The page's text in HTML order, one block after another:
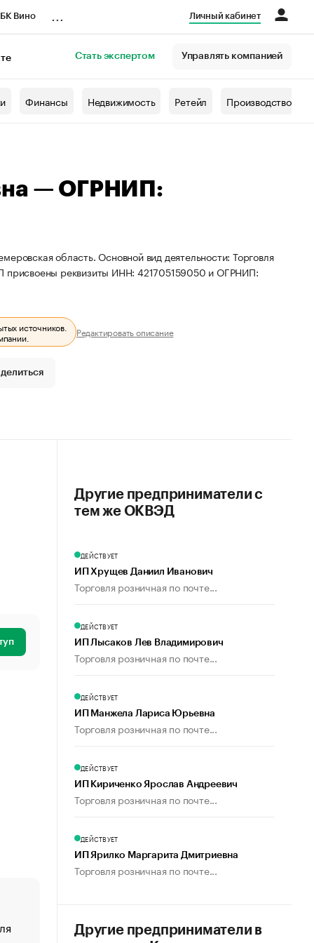
Вино Личный кабинет
Стать экспертом Управлять компанией
Финансы Недвижимость Ретейл Производство
— ОГРНИП:
область. Основной вид деятельности: Торговля
присвоены реквизиты ИНН: 421705159050 и ОГРНИП:
источников.
Редактировать описание
«От спорта тело стареет иначе». Как живет глава
Другие предприниматели с
тем же ОКВЭД
ДЕЙСТВУЕТ
ИП Хрущев Даниил Иванович
Торговля розничная по почте...
ДЕЙСТВУЕТ
ИП Лысаков Лев Владимирович
Торговля розничная по почте...
ДЕЙСТВУЕТ
ИП Манжела Лариса Юрьевна
Торговля розничная по почте...
ДЕЙСТВУЕТ
ИП Кириченко Ярослав Андреевич
Торговля розничная по почте...
ДЕЙСТВУЕТ
ИП Ярилко Маргарита Дмитриевна
Торговля розничная по почте...
Другие предприниматели в